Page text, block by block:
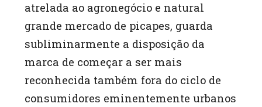
atrelada ao agronegócio e natural
grande mercado de picapes, guarda
subliminarmente a disposição da
marca de começar a ser mais
reconhecida também fora do ciclo de
consumidores eminentemente urbanos